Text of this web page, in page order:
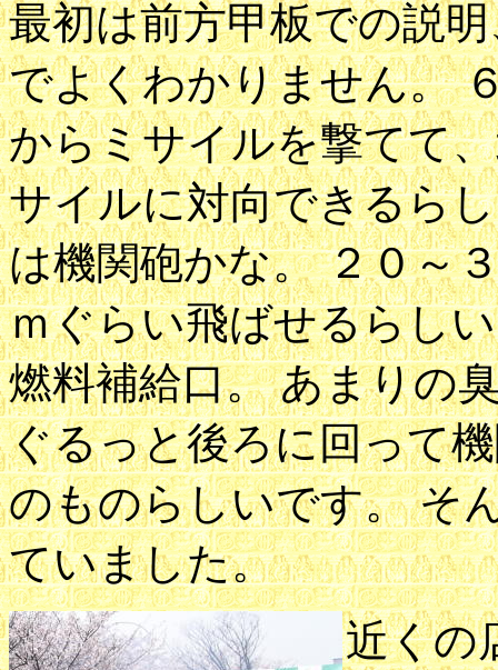
最初は前方甲板での説
でよくわかりません。
からミサイルを撃てて
サイルに対向できるら
は機関砲かな。 ２０～
ｍぐらい飛ばせるらし
燃料補給口。 あまりの
ぐるっと後ろに回って
のものらしいです。 そ
ていました。
近くの